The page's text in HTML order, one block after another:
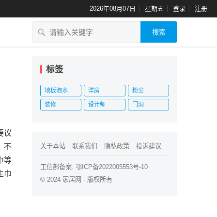
2026年08月07日 星期五 登录 注册
搜索
议
不
等
巾
标签
地板泡水 洋房 粉尘
装修 设计师 门洞
关于本站 联系我们 隐私政策 投诉建议
工信部备案: 鄂ICP备2022005553号-10
© 2024 家居网 · 版权所有